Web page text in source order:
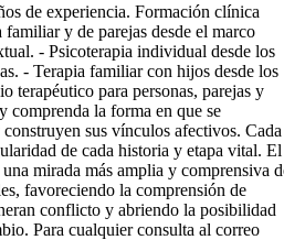
de experiencia. Formación clínica
familiar y de parejas desde el marco
- Psicoterapia individual desde los
- Terapia familiar con hijos desde los
terapéutico para personas, parejas y
comprenda la forma en que se
sus vínculos afectivos. Cada
de cada historia y etapa vital. El
mirada más amplia y comprensiva
favoreciendo la comprensión de
conflicto y abriendo la posibilidad
Para cualquier consulta al correo